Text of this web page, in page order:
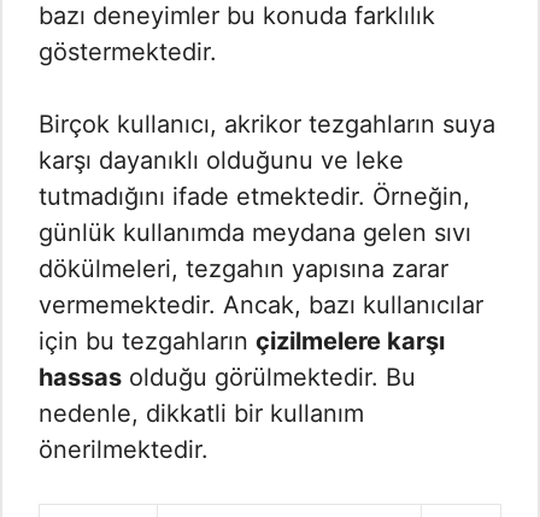
bazı deneyimler bu konuda farklılık
göstermektedir.
Birçok kullanıcı, akrikor tezgahların suya
karşı dayanıklı olduğunu ve leke
tutmadığını ifade etmektedir. Örneğin,
günlük kullanımda meydana gelen sıvı
dökülmeleri, tezgahın yapısına zarar
vermemektedir. Ancak, bazı kullanıcılar
için bu tezgahların çizilmelere karşı
hassas olduğu görülmektedir. Bu
nedenle, dikkatli bir kullanım
önerilmektedir.